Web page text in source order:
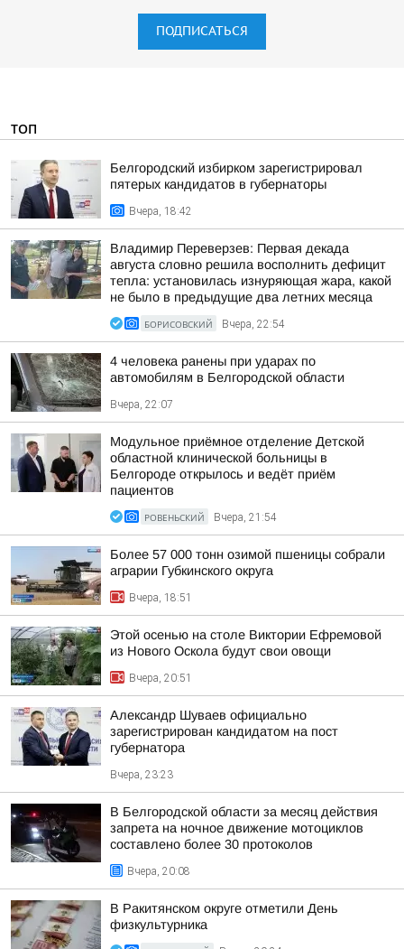
ПОДПИСАТЬСЯ
ТОП
Белгородский избирком зарегистрировал
пятерых кандидатов в губернаторы
Вчера, 18:42
Владимир Переверзев: Первая декада
августа словно решила восполнить дефицит
тепла: установилась изнуряющая жара, какой
не было в предыдущие два летних месяца
БОРИСОВСКИЙ Вчера, 22:54
4 человека ранены при ударах по
автомобилям в Белгородской области
Вчера, 22:07
Модульное приёмное отделение Детской
областной клинической больницы в
Белгороде открылось и ведёт приём
пациентов
РОВЕНЬСКИЙ Вчера, 21:54
Более 57 000 тонн озимой пшеницы собрали
аграрии Губкинского округа
Вчера, 18:51
Этой осенью на столе Виктории Ефремовой
из Нового Оскола будут свои овощи
Вчера, 20:51
Александр Шуваев официально
зарегистрирован кандидатом на пост
губернатора
Вчера, 23:23
В Белгородской области за месяц действия
запрета на ночное движение мотоциклов
составлено более 30 протоколов
Вчера, 20:08
В Ракитянском округе отметили День
физкультурника